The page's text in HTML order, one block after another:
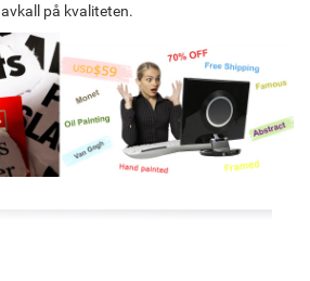
avkall på kvaliteten.